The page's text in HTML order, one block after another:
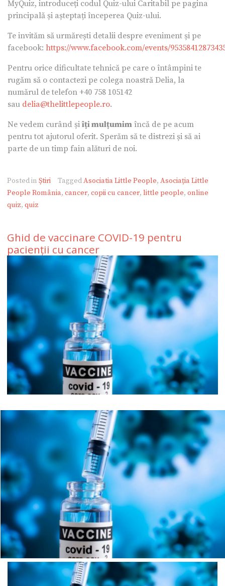
MyQuiz, introduceți codul Quiz-ului Caritabil pe pagina
principală și așteptați începerea Quiz-ului.
Te invităm să urmărești detalii despre eveniment și pe
facebook: https://www.facebook.com/events/
Pentru orice dificultate tehnică pe care o întâmpini te
rugăm să o contactezi pe colega noastră Delia, la
numărul de telefon +40 758 105142
sau delia@thelittlepeople.ro.
Ne vedem curând și îți mulțumim încă de pe acum
pentru tot ajutorul oferit. Sperăm să te distrezi și să ai
parte de un timp fain alături de noi.
Posted in Știri TaggedAsociatia Little People,Asociația Little
People România, cancer, copii cu cancer, little people, online
quiz, quiz
Ghid de vaccinare COVID-19 pentru
pacienții cu cancer